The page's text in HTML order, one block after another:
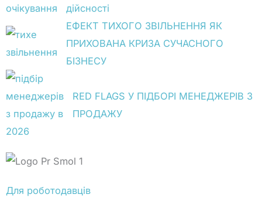
дійсності
ЕФЕКТ ТИХОГО ЗВІЛЬНЕННЯ ЯК
ПРИХОВАНА КРИЗА СУЧАСНОГО
БІЗНЕСУ
RED FLAGS У ПІДБОРІ МЕНЕДЖЕРІВ З
ПРОДАЖУ
Для роботодавців